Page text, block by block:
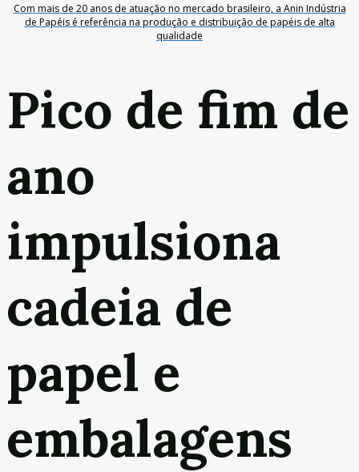
Com mais de 20 anos de atuação no mercado brasileiro, a Anin Indústria
de Papéis é referência na produção e distribuição de papéis de alta
qualidade
Pico de fim de
ano
impulsiona
cadeia de
papel e
embalagens